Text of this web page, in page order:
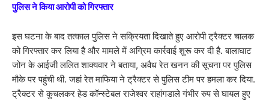
पुलिस ने किया आरोपी को गिरफ्तार
इस घटना के बाद तत्काल पुलिस ने सक्रियता दिखाते हुए आरोपी ट्रैक्टर चालक
को गिरफ्तार कर लिया है और मामले में अग्रिम कार्रवाई शुरू कर दी है. बालाघाट
जोन के आईजी ललित शाक्यवार ने बताया, अवैध रेत खनन की सूचना पर पुलिस
मौके पर पहुंची थी. जहां रेत माफिया ने ट्रैक्टर से पुलिस टीम पर हमला कर दिया.
ट्रैक्टर से कुचलकर हेड कॉन्स्टेबल राजेश्वर राहांगडाले गंभीर रुप से घायल हुए